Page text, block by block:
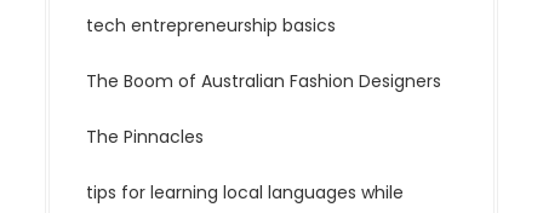
tech entrepreneurship basics
The Boom of Australian Fashion Designers
The Pinnacles
tips for learning local languages while